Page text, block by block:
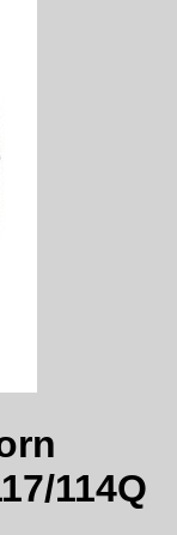
114Q